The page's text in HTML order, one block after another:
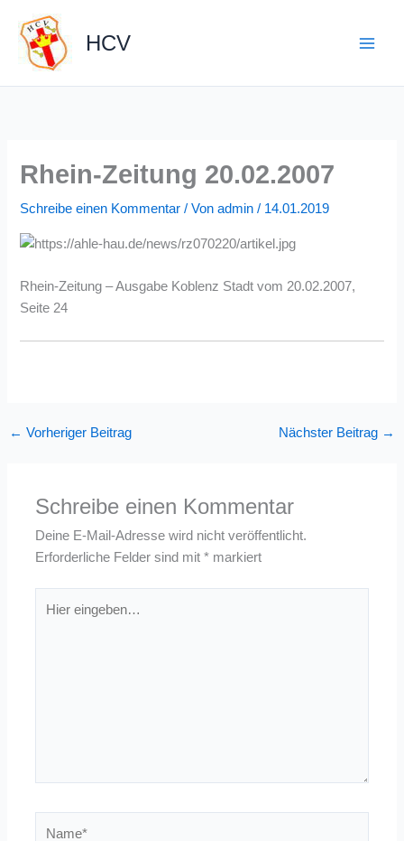
Inhalt
springen
HCV
Rhein-Zeitung 20.02.2007
Schreibe einen Kommentar / Vonadmin/ 14.01.2019
Rhein-Zeitung – Ausgabe Koblenz Stadt vom 20.02.2007,
Seite 24
← Vorheriger Beitrag Nächster Beitrag →
Schreibe einen Kommentar
Deine E-Mail-Adresse wird nicht veröffentlicht.
Erforderliche Felder sind mit* markiert
eingeben…